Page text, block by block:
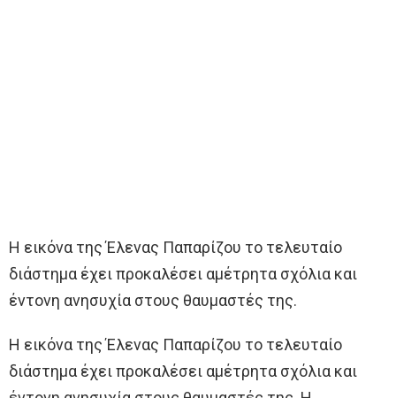
Η εικόνα της Έλενας Παπαρίζου το τελευταίο
διάστημα έχει προκαλέσει αμέτρητα σχόλια και
έντονη ανησυχία στους θαυμαστές της.
Η εικόνα της Έλενας Παπαρίζου το τελευταίο
διάστημα έχει προκαλέσει αμέτρητα σχόλια και